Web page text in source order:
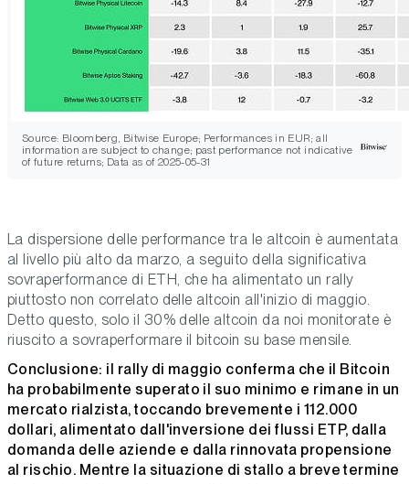
Source: Bloomberg, Bitwise Europe; Performances in EUR; all
information are subject to change; past performance not indicative
of future returns; Data as of 2025-05-31
La dispersione delle performance tra le altcoin è aumentata
al livello più alto da marzo, a seguito della significativa
sovraperformance di ETH, che ha alimentato un rally
piuttosto non correlato delle altcoin all'inizio di maggio.
Detto questo, solo il 30% delle altcoin da noi monitorate è
riuscito a sovraperformare il bitcoin su base mensile.
Conclusione: il rally di maggio conferma che il Bitcoin
ha probabilmente superato il suo minimo e rimane in un
mercato rialzista, toccando brevemente i 112.000
dollari, alimentato dall'inversione dei flussi ETP, dalla
domanda delle aziende e dalla rinnovata propensione
al rischio. Mentre la situazione di stallo a breve termine